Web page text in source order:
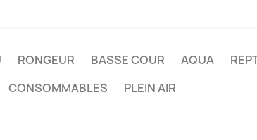
RONGEUR BASSE COUR AQUA
CONSOMMABLES PLEIN AIR